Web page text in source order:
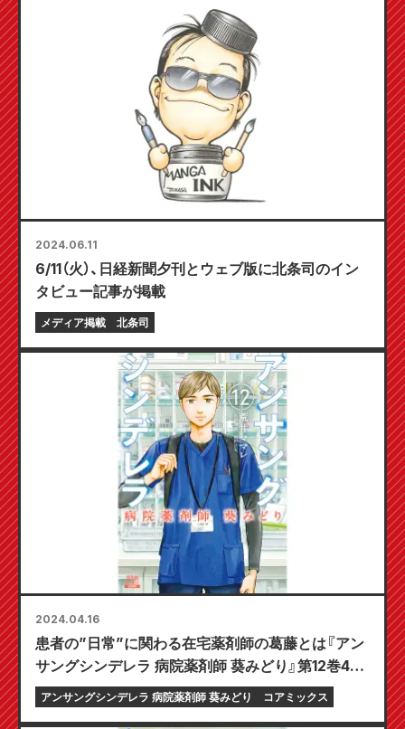
2024.06.11
6/11（火）、日経新聞夕刊とウェブ版に北条司のイン
タビュー記事が掲載
メディア掲載 北条司
2024.04.16
患者の”日常”に関わる在宅薬剤師の葛藤とは『アン
サングシンデレラ 病院薬剤師 葵みどり』第12巻4月
19日発売！
アンサングシンデレラ 病院薬剤師 葵みどり コアミックス